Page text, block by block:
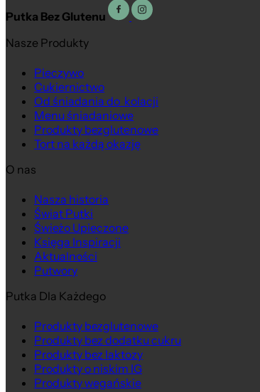
Putka Bez Glutenu
Nasze Produkty
Pieczywo
Cukiernictwo
Od śniadania do kolacji
Menu śniadaniowe
Produkty bezglutenowe
Tort na każdą okazję
O nas
Nasza historia
Świat Putki
Świeżo Upieczone
Księga Inspiracji
Aktualności
Putwory
Putka Dla Każdego
Produkty bezglutenowe
Produkty bez dodatku cukru
Produkty bez laktozy
Produkty o niskim IG
Produkty wegańskie